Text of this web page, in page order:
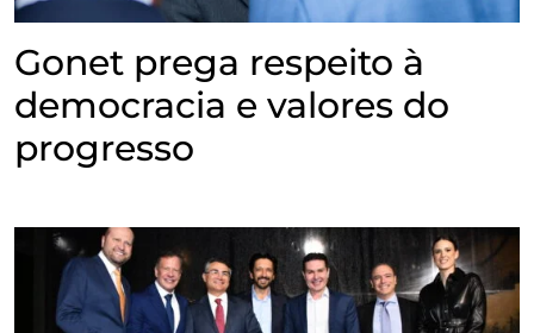
Gonet prega respeito à
democracia e valores do
progresso